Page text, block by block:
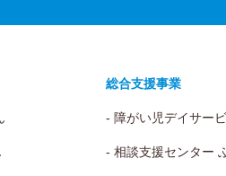
総合支援事業
- 障がい児デイサー
- 相談支援センター